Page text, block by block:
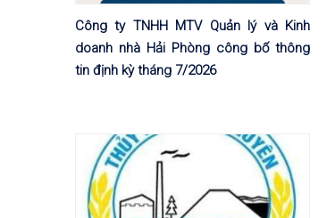
Công ty TNHH MTV Quản lý và Kinh
doanh nhà Hải Phòng công bố thông
tin định kỳ tháng 7/2026